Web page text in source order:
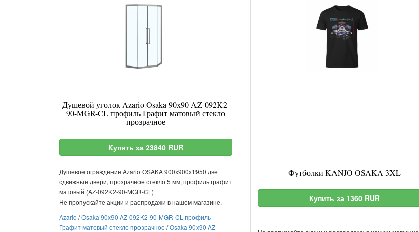
Душевой уголок Azario Osaka 90х90 AZ-092K2-
90-MGR-CL профиль Графит матовый стекло
прозрачное
Купить за 23840 RUR
Душевое ограждение Azario OSAKA 900х900х1950 две
сдвижные двери, прозрачное стекло 5 мм, профиль графит
матовый (AZ-092K2-90-MGR-CL)
Не пропускайте акции и распродажи в нашем магазине.
Azario /Osaka 90х90 AZ-092K2-90-MGR-CL профиль
Графит матовый стекло прозрачное /Osaka 90х90 AZ-
Футболки KANJO OSAKA 3XL
Купить за 1360 RUR